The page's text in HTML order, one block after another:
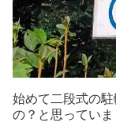
始めて二段式の
の？と思っていま